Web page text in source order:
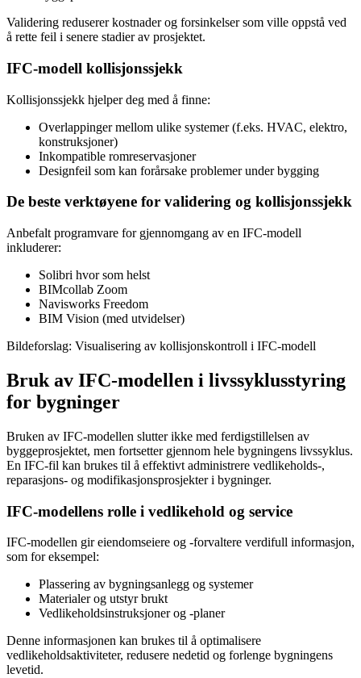
Validering reduserer kostnader og forsinkelser som ville oppstå ved
å rette feil i senere stadier av prosjektet.
IFC-modell kollisjonssjekk
Kollisjonssjekk hjelper deg med å finne:
Overlappinger mellom ulike systemer (f.eks. HVAC, elektro,
konstruksjoner)
Inkompatible romreservasjoner
Designfeil som kan forårsake problemer under bygging
De beste verktøyene for validering og kollisjonssjekk
Anbefalt programvare for gjennomgang av en IFC-modell
inkluderer:
Solibri hvor som helst
BIMcollab Zoom
Navisworks Freedom
BIM Vision (med utvidelser)
Bildeforslag: Visualisering av kollisjonskontroll i IFC-modell
Bruk av IFC-modellen i livssyklusstyring
for bygninger
Bruken av IFC-modellen slutter ikke med ferdigstillelsen av
byggeprosjektet, men fortsetter gjennom hele bygningens livssyklus.
En IFC-fil kan brukes til å effektivt administrere vedlikeholds-,
reparasjons- og modifikasjonsprosjekter i bygninger.
IFC-modellens rolle i vedlikehold og service
IFC-modellen gir eiendomseiere og -forvaltere verdifull informasjon,
som for eksempel:
Plassering av bygningsanlegg og systemer
Materialer og utstyr brukt
Vedlikeholdsinstruksjoner og -planer
Denne informasjonen kan brukes til å optimalisere
vedlikeholdsaktiviteter, redusere nedetid og forlenge bygningens
levetid.